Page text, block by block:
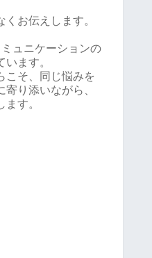
お伝えします。
ュニケーションの
ます。
こそ、同じ悩みを
り添いながら、
す。